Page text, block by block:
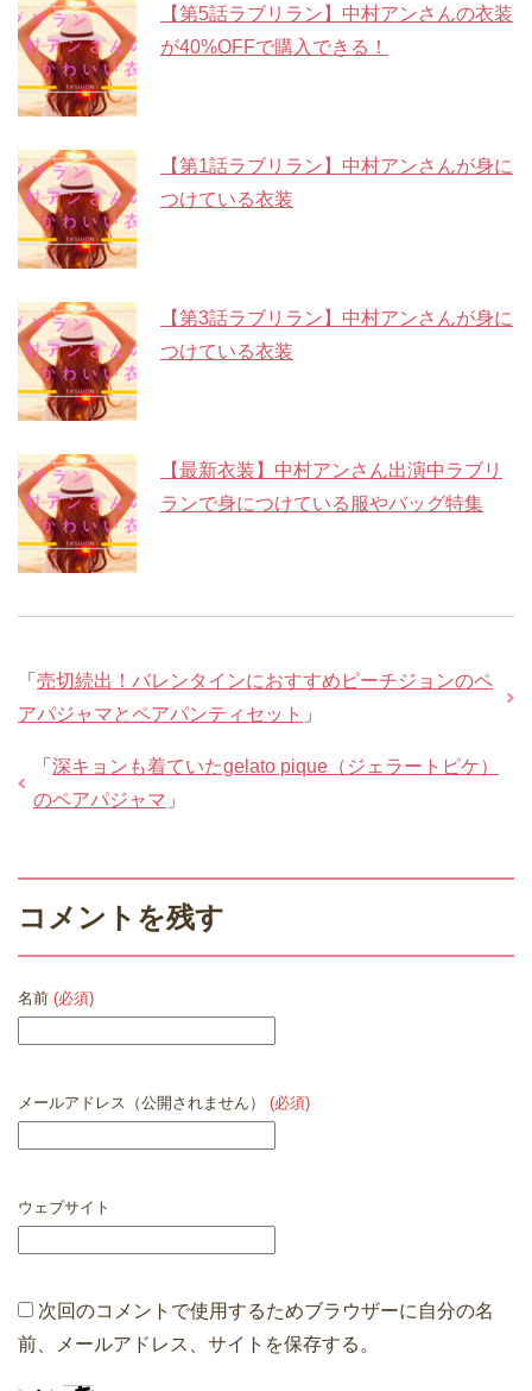
【第5話ラブリラン】中村アンさんの衣装
が40%OFFで購入できる！
【第1話ラブリラン】中村アンさんが身に
つけている衣装
【第3話ラブリラン】中村アンさんが身に
つけている衣装
【最新衣装】中村アンさん出演中ラブリ
ランで身につけている服やバッグ特集
「 売切続出！バレンタインにおすすめピーチジョンのペ
アパジャマとペアパンティセット 」
「 深キョンも着ていたgelato pique（ジェラートピケ）
のペアパジャマ 」
コメントを残す
名前 (必須)
メールアドレス（公開されません） (必須)
ウェブサイト
次回のコメントで使用するためブラウザーに自分の名
前、メールアドレス、サイトを保存する。